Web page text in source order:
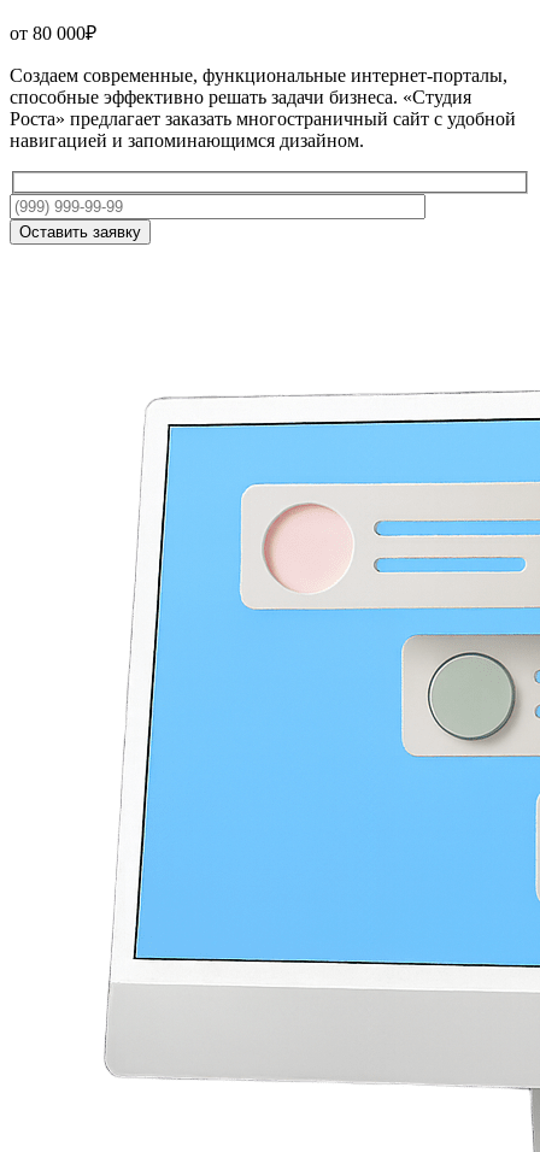
от 80 000₽
Создаем современные, функциональные интернет-порталы,
способные эффективно решать задачи бизнеса. «Студия
Роста» предлагает заказать многостраничный сайт с удобной
навигацией и запоминающимся дизайном.
Оставить заявку